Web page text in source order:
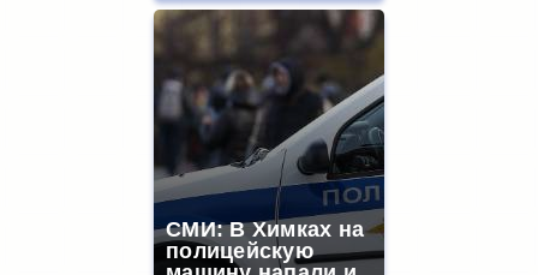
СМИ: В Химках на
полицейскую